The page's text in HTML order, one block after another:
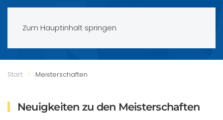
Zum Hauptinhalt springen
Start Meisterschaften
Neuigkeiten zu den Meisterschaften